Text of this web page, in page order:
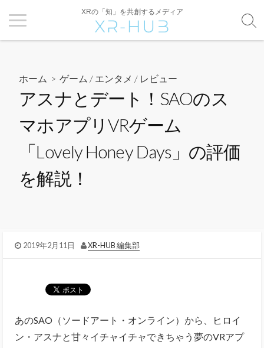
XRの「知」を共創するメディア
ホーム >ゲーム / エンタメ / レビュー
アスナとデート！SAOのス
マホアプリVRゲーム
「Lovely Honey Days」の評価
を解説！
2019年2月11日 XR-HUB 編集部
あのSAO（ソードアート・オンライン）から、ヒロイ
ン・アスナと甘々イチャイチャできちゃう夢のVRアプ